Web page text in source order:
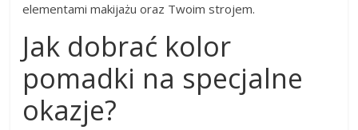
elementami makijażu oraz Twoim strojem.
Jak dobrać kolor
pomadki na specjalne
okazje?